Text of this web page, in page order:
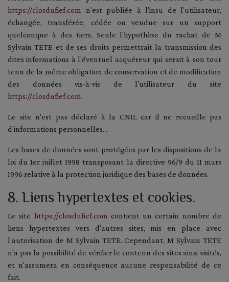
https://closdufief.com
n'est publiée à l'insu de l'utilisateur,
échangée, transférée, cédée ou vendue sur un support
quelconque à des tiers. Seule l'hypothèse du rachat de M
Sylvain TETE et de ses droits permettrait la transmission des
dites informations à l'éventuel acquéreur qui serait à son tour
tenu de la même obligation de conservation et de modification
des données vis-à-vis de l'utilisateur du site
https://closdufief.com.
Le site n'est pas déclaré à la CNIL car il ne recueille pas
d'informations personnelles. .
Les bases de données sont protégées par les dispositions de la
loi du 1er juillet 1998 transposant la directive 96/9 du 11 mars
1996 relative à la protection juridique des bases de données.
8. Liens hypertextes et cookies.
Le site https://closdufief.com contient un certain nombre de
liens hypertextes vers d'autres sites, mis en place avec
l'autorisation de M Sylvain TETE. Cependant, M Sylvain TETE
n'a pas la possibilité de vérifier le contenu des sites ainsi visités,
et n'assumera en conséquence aucune responsabilité de ce
fait.